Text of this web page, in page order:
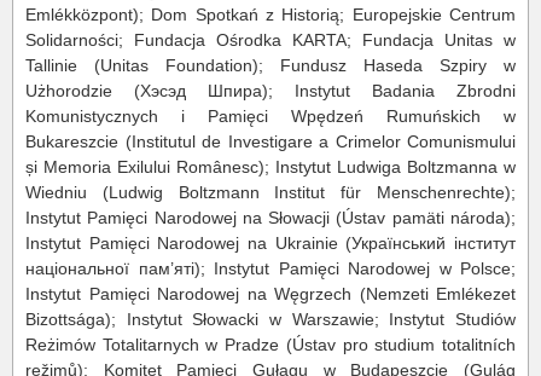
Emlékközpont); Dom Spotkań z Historią; Europejskie Centrum
Solidarności; Fundacja Ośrodka KARTA; Fundacja Unitas w
Tallinie (Unitas Foundation); Fundusz Haseda Szpiry w
Użhorodzie (Хэсэд Шпира); Instytut Badania Zbrodni
Komunistycznych i Pamięci Wpędzeń Rumuńskich w
Bukareszcie (Institutul de Investigare a Crimelor Comunismului
și Memoria Exilului Românesc); Instytut Ludwiga Boltzmanna w
Wiedniu (Ludwig Boltzmann Institut für Menschenrechte);
Instytut Pamięci Narodowej na Słowacji (Ústav pamäti národa);
Instytut Pamięci Narodowej na Ukrainie (Український інститут
національної пам’яті); Instytut Pamięci Narodowej w Polsce;
Instytut Pamięci Narodowej na Węgrzech (Nemzeti Emlékezet
Bizottsága); Instytut Słowacki w Warszawie; Instytut Studiów
Reżimów Totalitarnych w Pradze (Ústav pro studium totalitních
režimů); Komitet Pamięci Gułagu w Budapeszcie (Gulág